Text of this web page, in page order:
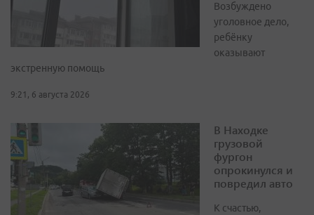
Возбуждено
уголовное дело,
ребёнку
оказывают
экстренную помощь
9:21, 6 августа 2026
В Находке
грузовой
фургон
опрокинулся и
повредил авто
К счастью,